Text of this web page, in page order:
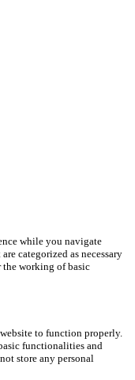
while you navigate
categorized as necessary
the working of basic
to function properly.
functionalities and
store any personal